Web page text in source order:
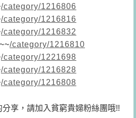
/category/1216806
/category/1216816
/category/1216832
/category/1216810
/category/1221698
/category/1216828
/category/1216808
享，請加入貧窮貴婦粉絲團哦!!